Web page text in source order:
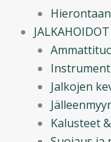
Hierontaan
JALKAHOIDOT
Jalkojen
Kalusteet